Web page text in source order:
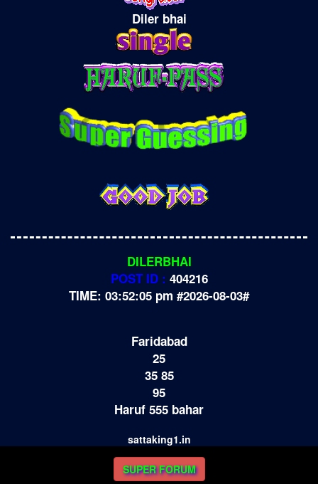
Diler bhai
DILERBHAI
POST ID : 404216
TIME: 03:52:05 pm #2026-08-03#
Faridabad
25
35 85
95
Haruf 555 bahar
sattaking1.in
SUPER FORUM